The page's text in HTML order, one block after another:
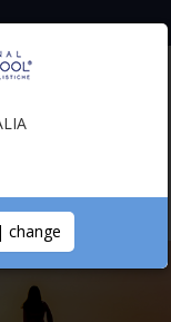
alla mailing list
change